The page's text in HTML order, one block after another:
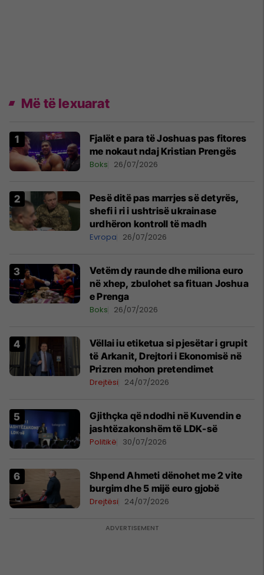
Më të lexuarat
Fjalët e para të Joshuas pas fitores
me nokaut ndaj Kristian Prengës
Boks 26/07/2026
Pesë ditë pas marrjes së detyrës,
shefi i ri i ushtrisë ukrainase
urdhëron kontroll të madh
Evropa 26/07/2026
Vetëm dy raunde dhe miliona euro
në xhep, zbulohet sa fituan Joshua
e Prenga
Boks 26/07/2026
Vëllai iu etiketua si pjesëtar i grupit
të Arkanit, Drejtori i Ekonomisë në
Prizren mohon pretendimet
Drejtësi 24/07/2026
Gjithçka që ndodhi në Kuvendin e
jashtëzakonshëm të LDK-së
Politikë 30/07/2026
Shpend Ahmeti dënohet me 2 vite
burgim dhe 5 mijë euro gjobë
Drejtësi 24/07/2026